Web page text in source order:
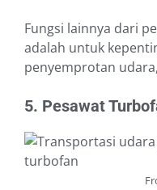
Fungsi lainnya dari
adalah untuk
penyemprotan
5. Pesawat